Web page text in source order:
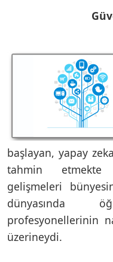
başlayan, yapay
tahmin
gelişmeleri
dünyasında
profesyonellerinin
üzerineydi.